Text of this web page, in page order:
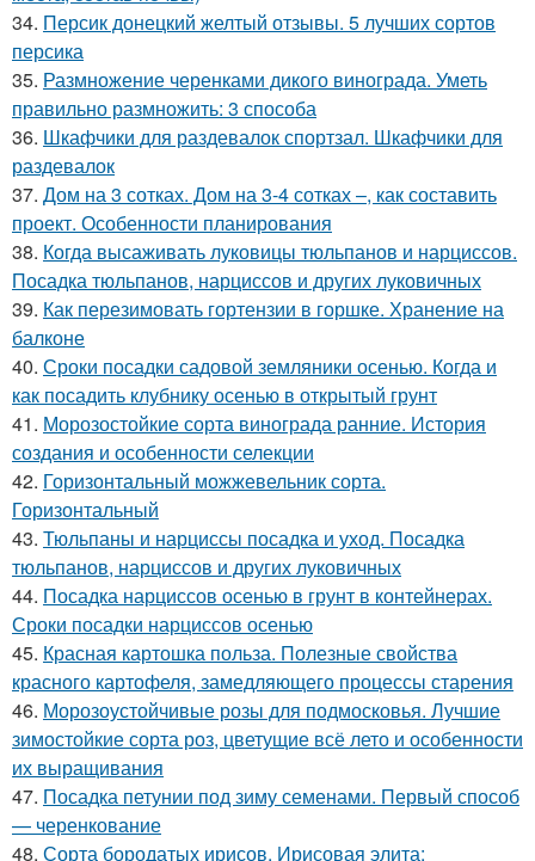
34. Персик донецкий желтый отзывы. 5 лучших сортов
персика
35. Размножение черенками дикого винограда. Уметь
правильно размножить: 3 способа
36. Шкафчики для раздевалок спортзал. Шкафчики для
раздевалок
37. Дом на 3 сотках. Дом на 3-4 сотках –, как составить
проект. Особенности планирования
38. Когда высаживать луковицы тюльпанов и нарциссов.
Посадка тюльпанов, нарциссов и других луковичных
39. Как перезимовать гортензии в горшке. Хранение на
балконе
40. Сроки посадки садовой земляники осенью. Когда и
как посадить клубнику осенью в открытый грунт
41. Морозостойкие сорта винограда ранние. История
создания и особенности селекции
42. Горизонтальный можжевельник сорта.
Горизонтальный
43. Тюльпаны и нарциссы посадка и уход. Посадка
тюльпанов, нарциссов и других луковичных
44. Посадка нарциссов осенью в грунт в контейнерах.
Сроки посадки нарциссов осенью
45. Красная картошка польза. Полезные свойства
красного картофеля, замедляющего процессы старения
46. Морозоустойчивые розы для подмосковья. Лучшие
зимостойкие сорта роз, цветущие всё лето и особенности
их выращивания
47. Посадка петунии под зиму семенами. Первый способ
— черенкование
48. Сорта бородатых ирисов. Ирисовая элита: